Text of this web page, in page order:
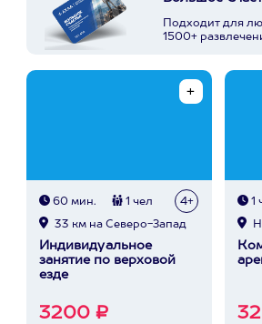
Подходит для
1500+
60 мин. 1 чел 4+
33 км на Северо-Запад
Индивидуальное
занятие по верховой
езде
3200 ₽
1